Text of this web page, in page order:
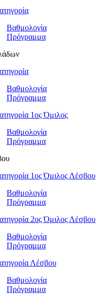
Βαθμολογία
Πρόγραμμα
Βαθμολογία
Πρόγραμμα
1ος Όμιλος
Βαθμολογία
Πρόγραμμα
1ος Όμιλος Λέσβου
Βαθμολογία
Πρόγραμμα
2ος Όμιλος Λέσβου
Βαθμολογία
Πρόγραμμα
Λέσβου
Βαθμολογία
Πρόγραμμα